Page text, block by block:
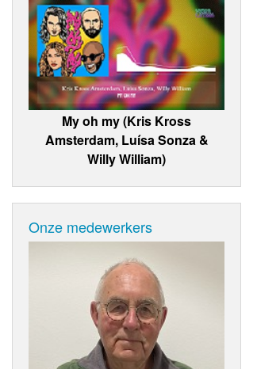
My oh my (Kris Kross
Amsterdam, Luísa Sonza &
Willy William)
Onze medewerkers